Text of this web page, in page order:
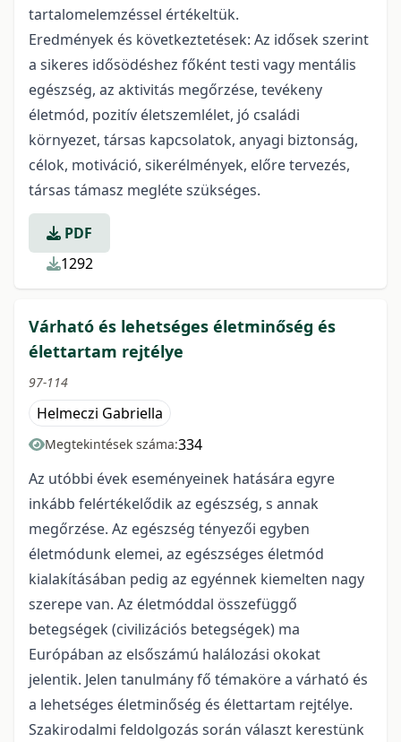
tartalomelemzéssel értékeltük.
Eredmények és következtetések: Az idősek szerint
a sikeres idősödéshez főként testi vagy mentális
egészség, az aktivitás megőrzése, tevékeny
életmód, pozitív életszemlélet, jó családi
környezet, társas kapcsolatok, anyagi biztonság,
célok, motiváció, sikerélmények, előre tervezés,
társas támasz megléte szükséges.
PDF
1292
Várható és lehetséges életminőség és
élettartam rejtélye
97-114
Helmeczi Gabriella
Megtekintések száma:334
Az utóbbi évek eseményeinek hatására egyre
inkább felértékelődik az egészség, s annak
megőrzése. Az egészség tényezői egyben
életmódunk elemei, az egészséges életmód
kialakításában pedig az egyénnek kiemelten nagy
szerepe van. Az életmóddal összefüggő
betegségek (civilizációs betegségek) ma
Európában az elsőszámú halálozási okokat
jelentik. Jelen tanulmány fő témaköre a várható és
a lehetséges életminőség és élettartam rejtélye.
Szakirodalmi feldolgozás során választ kerestünk